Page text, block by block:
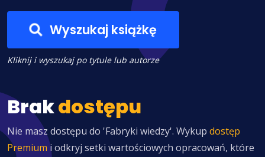
Wyszukaj książkę
Kliknij i wyszukaj po tytule lub autorze
Brakdostępu
Nie masz dostępu do 'Fabryki wiedzy'. Wykup dostęp
Premium i odkryj setki wartościowych opracowań, które